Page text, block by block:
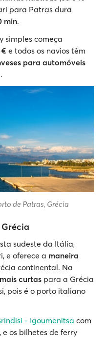
para Patras dura
min.
simples começa
€ e todos os navios têm
para automóveis
de Patras, Grécia
sudeste da Itália,
e oferece a maneira
continental. Na
curtas para a Grécia
pois é o porto italiano
- Igoumenitsa com
, e os bilhetes de ferry